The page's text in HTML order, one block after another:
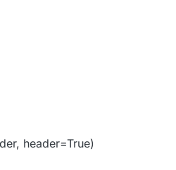
header=True)